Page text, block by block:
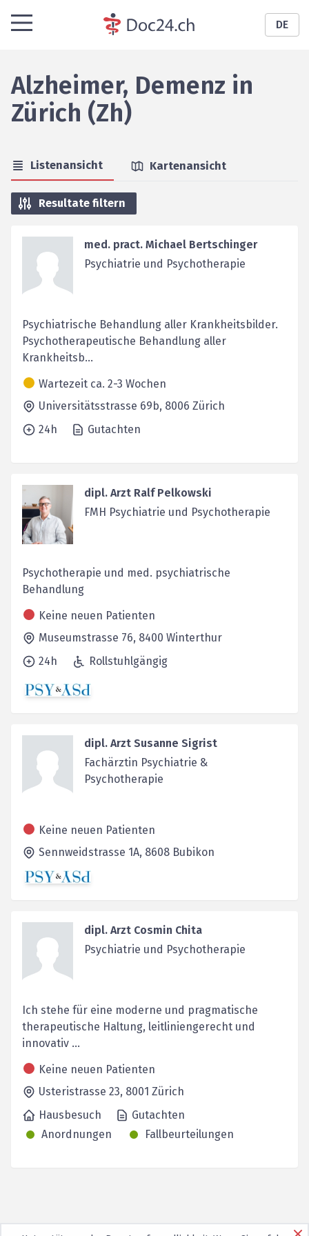
DE
Alzheimer, Demenz in
Zürich (Zh)
Listenansicht Kartenansicht
Resultate filtern
med. pract. Michael Bertschinger
Psychiatrie und Psychotherapie
Psychiatrische Behandlung aller Krankheitsbilder.
Psychotherapeutische Behandlung aller
Krankheitsb...
Wartezeit ca. 2-3 Wochen
Universitätsstrasse 69b, 8006 Zürich
24h
Gutachten
dipl. Arzt Ralf Pelkowski
FMH Psychiatrie und Psychotherapie
Psychotherapie und med. psychiatrische
Behandlung
Keine neuen Patienten
Museumstrasse 76, 8400 Winterthur
24h
Rollstuhlgängig
dipl. Arzt Susanne Sigrist
Fachärztin Psychiatrie &
Psychotherapie
Keine neuen Patienten
Sennweidstrasse 1A, 8608 Bubikon
dipl. Arzt Cosmin Chita
Psychiatrie und Psychotherapie
Ich stehe für eine moderne und pragmatische
therapeutische Haltung, leitliniengerecht und
innovativ ...
Keine neuen Patienten
Usteristrasse 23, 8001 Zürich
Hausbesuch
Gutachten
Anordnungen
Fallbeurteilungen